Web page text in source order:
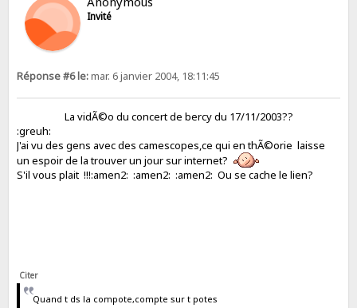
Invité
Réponse #6 le:mar. 6 janvier 2004, 18:11:45
La vidÃ©o du concert de bercy du 17/11/2003??
:greuh:
J'ai vu des gens avec des camescopes,ce qui en thÃ©orie laisse
un espoir de la trouver un jour sur internet?
S'il vous plait !!!:amen2: :amen2: :amen2: Ou se cache le lien?
Citer
Quand t ds la compote,compte sur t potes